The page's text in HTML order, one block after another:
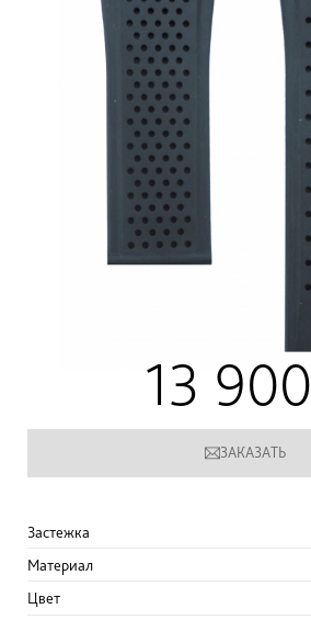
13 900
ЗАКАЗАТЬ
Застежка
Материал
Цвет